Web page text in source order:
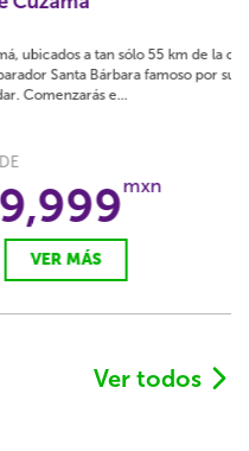
tan sólo 55 km de la ciudad de
Bárbara famoso por sus
e...
mxn
Ver todos